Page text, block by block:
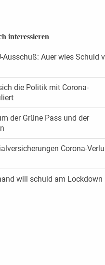
interessieren
Auer wies Schuld
die Politik mit Corona-
der Grüne Pass und der
Corona-
will schuld am Lockdown